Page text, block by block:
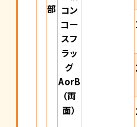
部 コン
コー
スフ
ラッ
グ
AorB
（両
面）